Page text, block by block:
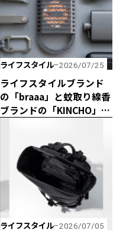
ライフスタイル 2026/07/25
ライフスタイルブランド
の「braaa」と蚊取り線香
ブランドの「KINCHO」が
「canox」がオシャレす
ぎ！
ライフスタイル 2026/07/05